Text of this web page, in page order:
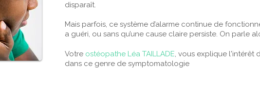
disparaît.
Mais parfois, ce système d’alarme continue de
a guéri, ou sans qu’une cause claire persiste. On parle
Votre ostéopathe Léa TAILLADE, vous explique l'intérêt
dans ce genre de symptomatologie